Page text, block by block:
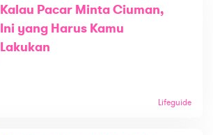
Kalau Pacar Minta Ciuman,
Ini yang Harus Kamu
Lakukan
Lifeguide